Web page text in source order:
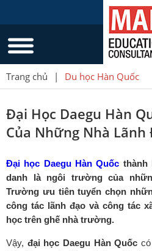
Trang chủ | Du học Hàn Quốc
Đại Học Daegu Hàn
Của Những Nhà Lãnh
Đại học Daegu Hàn Quốc thành
danh là ngôi trường của
Trường ưu tiên tuyển chọn
công tác lãnh đạo và công tác
học trên ghế nhà trường.
Vậy, đại học Daegu Hàn Quốc